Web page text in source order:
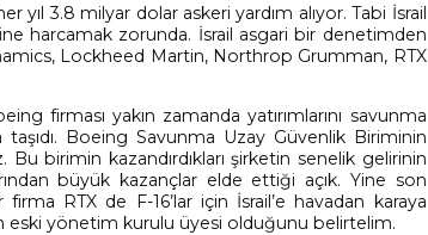
3.8 milyar dolar askeri yardım alıyor. Tabi İsrail
harcamak zorunda. İsrail asgari bir denetimden
Lockheed Martin, Northrop Grumman, RTX
firması yakın zamanda yatırımlarını savunma
taşıdı. Boeing Savunma Uzay Güvenlik Biriminin
birimin kazandırdıkları şirketin senelik gelirinin
büyük kazançlar elde ettiği açık. Yine son
RTX de F-16’lar için İsrail’e havadan karaya
eski yönetim kurulu üyesi olduğunu belirtelim.